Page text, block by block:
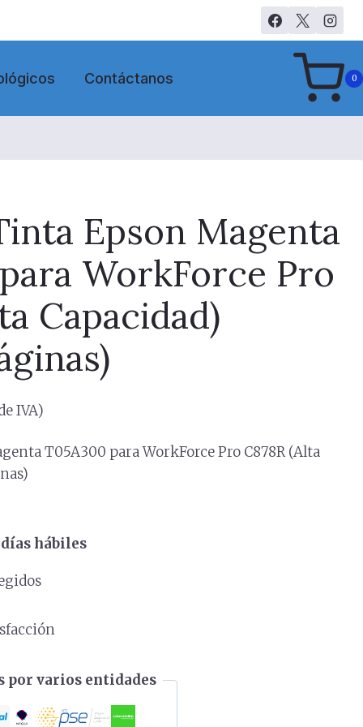
Contáctanos 0
Epson Magenta
WorkForce Pro
Capacidad)
IVA)
T05A300 para WorkForce Pro C878R (Alta
hábiles
por varios entidades